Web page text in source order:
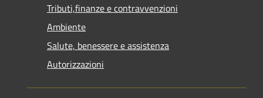
Tributi,finanze e contravvenzioni
Ambiente
Salute, benessere e assistenza
Autorizzazioni